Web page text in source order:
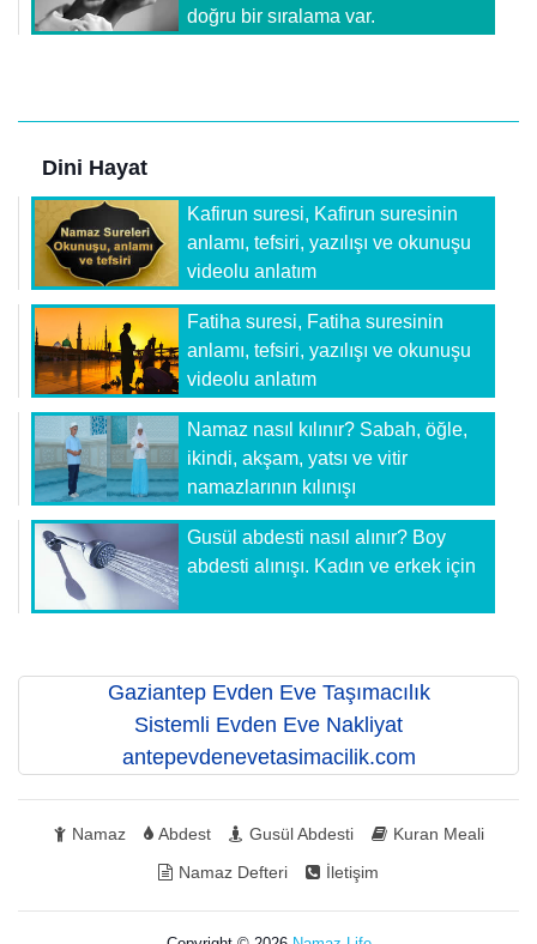
doğru bir sıralama var.
Dini Hayat
Kafirun suresi, Kafirun suresinin
anlamı, tefsiri, yazılışı ve okunuşu
videolu anlatım
Fatiha suresi, Fatiha suresinin
anlamı, tefsiri, yazılışı ve okunuşu
videolu anlatım
Namaz nasıl kılınır? Sabah, öğle,
ikindi, akşam, yatsı ve vitir
namazlarının kılınışı
Gusül abdesti nasıl alınır? Boy
abdesti alınışı. Kadın ve erkek için
Gaziantep Evden Eve Taşımacılık
Sistemli Evden Eve Nakliyat
antepevdenevetasimacilik.com
Namaz Abdest Gusül Abdesti
Kuran Meali
Namaz Defteri
İletişim